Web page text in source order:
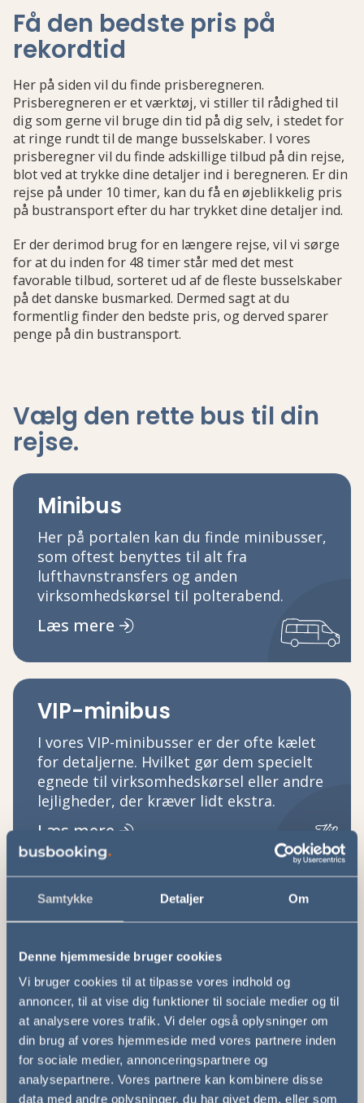
Samtykke Detaljer Om
Denne hjemmeside bruger cookies
Vi bruger cookies til at tilpasse vores indhold og
annoncer, til at vise dig funktioner til sociale medier og til
at analysere vores trafik. Vi deler også oplysninger om
din brug af vores hjemmeside med vores partnere inden
for sociale medier, annonceringspartnere og
analysepartnere. Vores partnere kan kombinere disse
data med andre oplysninger, du har givet dem, eller som
Få den bedste pris på
rekordtid
Her på siden vil du finde prisberegneren.
Prisberegneren er et værktøj, vi stiller til rådighed til
dig som gerne vil bruge din tid på dig selv, i stedet for
at ringe rundt til de mange busselskaber. I vores
prisberegner vil du finde adskillige tilbud på din rejse,
blot ved at trykke dine detaljer ind i beregneren. Er din
rejse på under 10 timer, kan du få en øjeblikkelig pris
på bustransport efter du har trykket dine detaljer ind.
Er der derimod brug for en længere rejse, vil vi sørge
for at du inden for 48 timer står med det mest
favorable tilbud, sorteret ud af de fleste busselskaber
på det danske busmarked. Dermed sagt at du
formentlig finder den bedste pris, og derved sparer
penge på din bustransport.
Vælg den rette bus til din
rejse.
Minibus
Her på portalen kan du finde minibusser,
som oftest benyttes til alt fra
lufthavnstransfers og anden
virksomhedskørsel til polterabend.
Læs mere
VIP-minibus
I vores VIP-minibusser er der ofte kælet
for detaljerne. Hvilket gør dem specielt
egnede til virksomhedskørsel eller andre
lejligheder, der kræver lidt ekstra.
Læs mere
Turistbus
Her på portalen kan du finde
turistbusser i mange forskellige
størrelser. Disse benyttes ofte til
firmaevents, sportsarrangementer,
koncerter og diverse kørsel for
institutioner.
Læs mere